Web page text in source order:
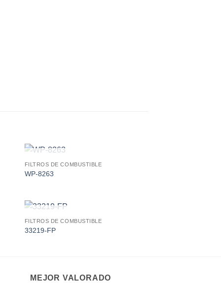
AGOTADO
FILTROS DE COMBUSTIBLE
WP-8263
AGOTADO
FILTROS DE COMBUSTIBLE
33219-FP
MEJOR VALORADO